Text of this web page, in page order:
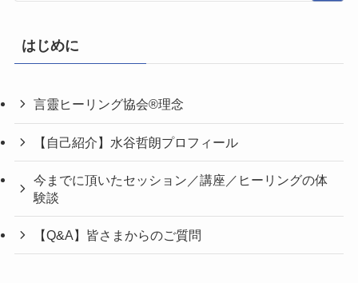
はじめに
言靈ヒーリング協会®理念
【自己紹介】水谷哲朗プロフィール
今までに頂いたセッション／講座／ヒーリングの体
験談
【Q&A】皆さまからのご質問